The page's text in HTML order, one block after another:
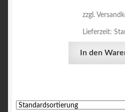
zzgl.
Lieferzeit:
In den